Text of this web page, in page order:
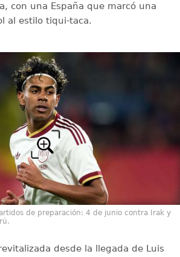
con una España que marcó una
al estilo tiqui-taca.
de preparación: 4 de junio contra Irak y
desde la llegada de Luis